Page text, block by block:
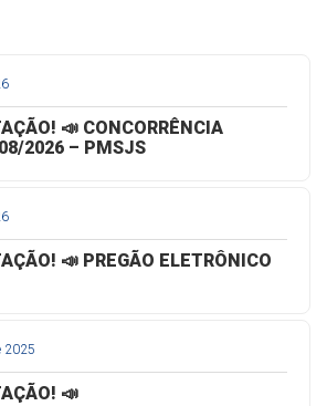
📣 CONCORRÊNCIA
2026 – PMSJS
📣 PREGÃO ELETRÔNICO
2025
📣